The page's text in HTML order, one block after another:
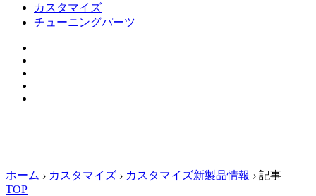
カスタマイズ
チューニングパーツ
ホーム › カスタマイズ › カスタマイズ新製品情報 › 記事
TOP